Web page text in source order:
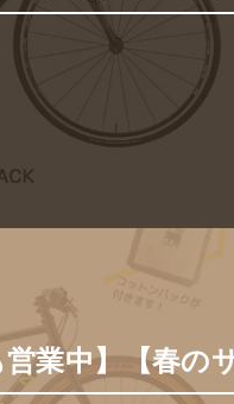
営業中】【春